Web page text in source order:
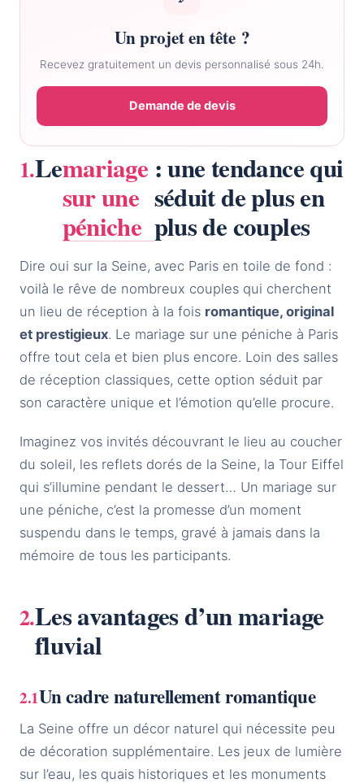
Un projet en tête ?
Recevez gratuitement un devis personnalisé sous 24h.
Demande de devis
Lemariage
sur une
péniche
: une tendance qui
séduit de plus en
plus de couples
Dire oui sur la Seine, avec Paris en toile de fond :
voilà le rêve de nombreux couples qui cherchent
un lieu de réception à la fois romantique, original
et prestigieux. Le mariage sur une péniche à Paris
offre tout cela et bien plus encore. Loin des salles
de réception classiques, cette option séduit par
son caractère unique et l’émotion qu’elle procure.
Imaginez vos invités découvrant le lieu au coucher
du soleil, les reflets dorés de la Seine, la Tour Eiffel
qui s’illumine pendant le dessert… Un mariage sur
une péniche, c’est la promesse d’un moment
suspendu dans le temps, gravé à jamais dans la
mémoire de tous les participants.
Les avantages d’un mariage
fluvial
Un cadre naturellement romantique
La Seine offre un décor naturel qui nécessite peu
de décoration supplémentaire. Les jeux de lumière
sur l’eau, les quais historiques et les monuments